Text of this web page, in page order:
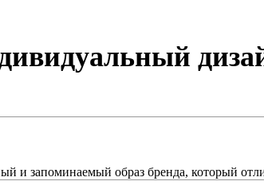
и запоминаемый образ бренда, который